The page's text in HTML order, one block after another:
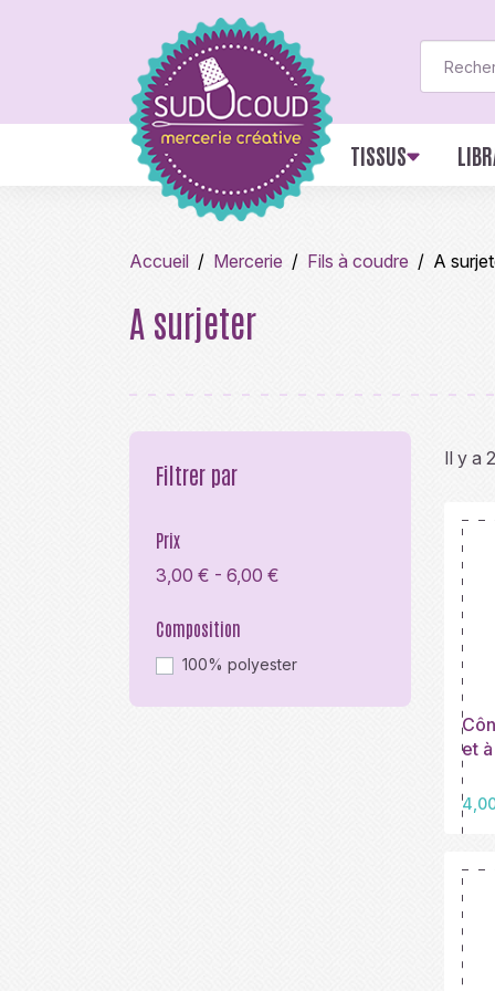
TISSUS
Accueil Mercerie Fils à coudre A
A surjeter
Filtrer par
Prix
3,00 € - 6,00 €
Composition
100% polyester
Il y a
et
Prix